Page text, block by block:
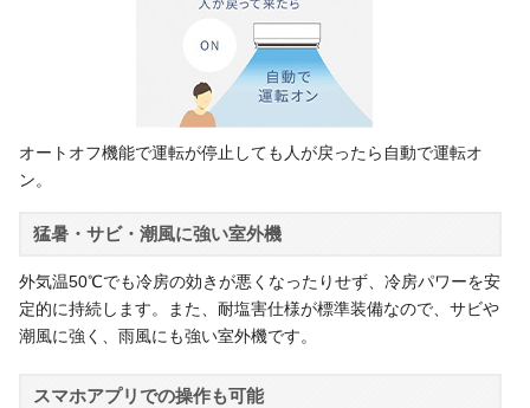
オートオフ機能で運転が停止しても人が戻ったら自動で運転オ
ン。
猛暑・サビ・潮風に強い室外機
外気温50℃でも冷房の効きが悪くなったりせず、冷房パワーを安
定的に持続します。また、耐塩害仕様が標準装備なので、サビや
潮風に強く、雨風にも強い室外機です。
スマホアプリでの操作も可能